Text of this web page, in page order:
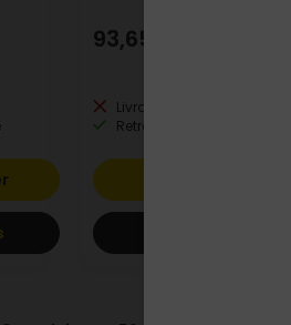
93,65 €
Livraison à domicile
Retrait en point de vente